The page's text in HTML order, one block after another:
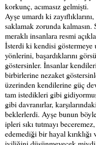
korkunç, acımasız gelmişti.
Ayşe umardı ki
saklamak zorunda
meraklı insanlara resmi
İsterdi ki kendisi göstermeye
yönlerini, başardıklarını
göstersinler. İnsanlar
birbirlerine nezaket
üzerinden kendilerine güç
tam istedikleri gibi
gibi davranırlar,
beklerlerdi. Ayşe bunun
ipleri sıkı tutmayı
edemediği bir hayal kırıklığı